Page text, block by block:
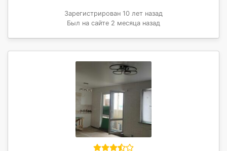
Зарегистрирован 10 лет назад
Был на сайте 2 месяца назад